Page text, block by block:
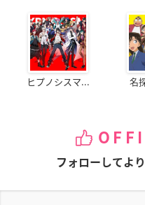
ヒプノシスマ... 名
フォローしてよ